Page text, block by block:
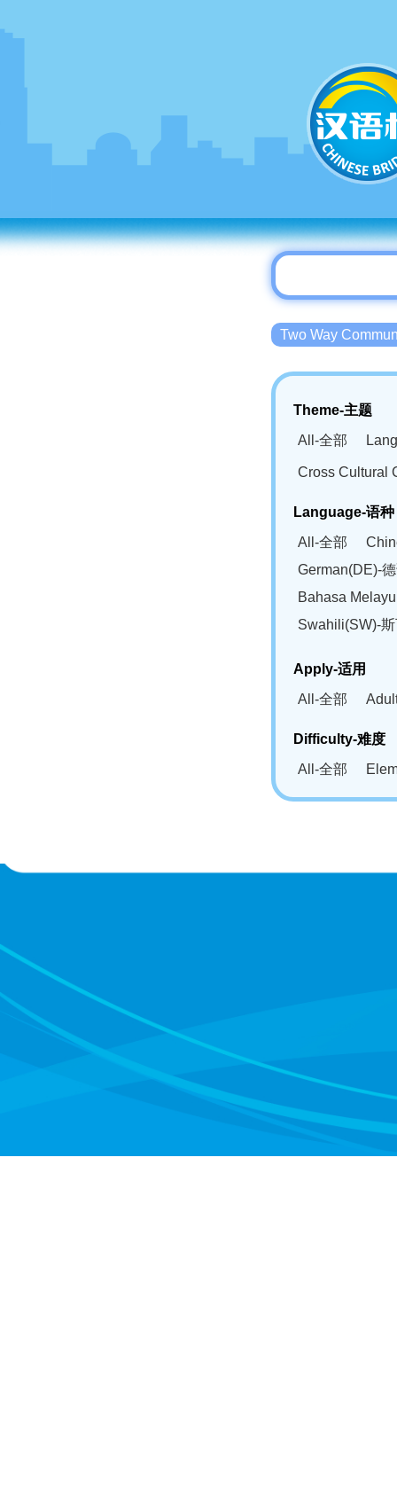
Two Way
Theme-主题
All-全部
Cross Cultural
Language-语种
All-全部
German(DE)-
Bahasa
Swahili(SW)-
Apply-适用
All-全部
Difficulty-难度
All-全部